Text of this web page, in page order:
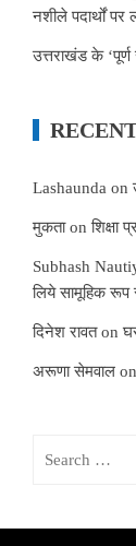
नशीले पदार्थों पर
उत्तराखंड के ‘पूर्ण
Lashaunda on
मुकताonशिक्षा
Subhash
लिये सामूहिक रूप
दिनेश रावतon
अरूणा सेमवाल